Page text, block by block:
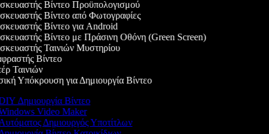
Βίντεο Προϋπολογισμού
Βίντεο από Φωτογραφίες
Βίντεο για Android
Βίντεο με Πράσινη Οθόνη (Green Screen)
Ταινιών Μυστηρίου
Βίντεο
Ταινιών
Υπόκρουση για Δημιουργία Βίντεο
Δημιουργία Βίντεο
Video Maker
Δημιουργός Υποτίτλων